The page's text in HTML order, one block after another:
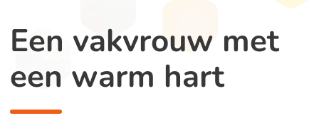
Een vakvrouw met
een warm hart